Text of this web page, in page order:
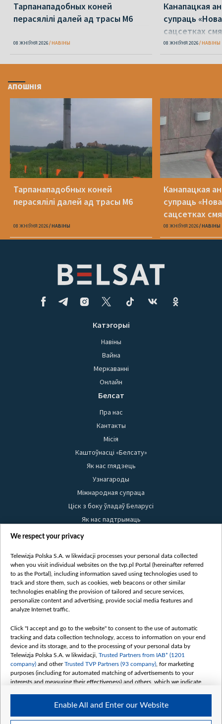
Тарпанападобных коней
перасялілі далей ад трасы М6
08 ЖНІЎНЯ 2026 НАВІНЫ
Канапацкая
супраць
сацсетках
адзін
08 ЖНІЎНЯ 2026 НАВІНЫ
АПОШНІЯ
Тарпанападобных коней
перасялілі далей ад трасы М6
08 ЖНІЎНЯ 2026 НАВІНЫ
Канапацкая
супраць
сацсетках
адзін
08 ЖНІЎНЯ 2026 НАВІНЫ
Катэгорыі
Навіны
Вайна
Меркаванні
Онлайн
Белсат
Пра нас
Кантакты
Місія
Каштоўнасці «Белсату»
Як нас глядзець
Узнагароды
Міжнародная супраца
Ціск з боку ўладаў Беларусі
Як нас падтрымаць
Правілы выкарыстання матэрыялаў
Бяспека
Youtube
Белсат news
Белсат Shorts
Жэстачайшы мульт
Belsat English
Biełsat PL
Белсат Now
Белсат History
Белсат Music
Белсат Doc
We respect your privacy
Telewizja Polska S.A. w likwidacji processes your personal data collected
when you visit individual websites on the tvp.pl Portal (hereinafter referred
to as the Portal), including information saved using technologies used to
track and store them, such as cookies, web beacons or other similar
technologies enabling the provision of tailored and secure services,
personalize content and advertising, provide social media features and
analyze Internet traffic.
Click "I accept and go to the website" to consent to the use of automatic
tracking and data collection technology, access to information on your end
device and its storage, and to the processing of your personal data by
Telewizja Polska S.A. w likwidacji, Trusted Partners from IAB* (1201
company) and otherTrusted TVP Partners (93 company) , for marketing
purposes (including for automated matching of advertisements to your
interests and measuring their effectiveness) and others, which we indicate
The purposes of processing your data by TVP S.A. w likwidacji are as
follows:
Enable All and Enter our Website